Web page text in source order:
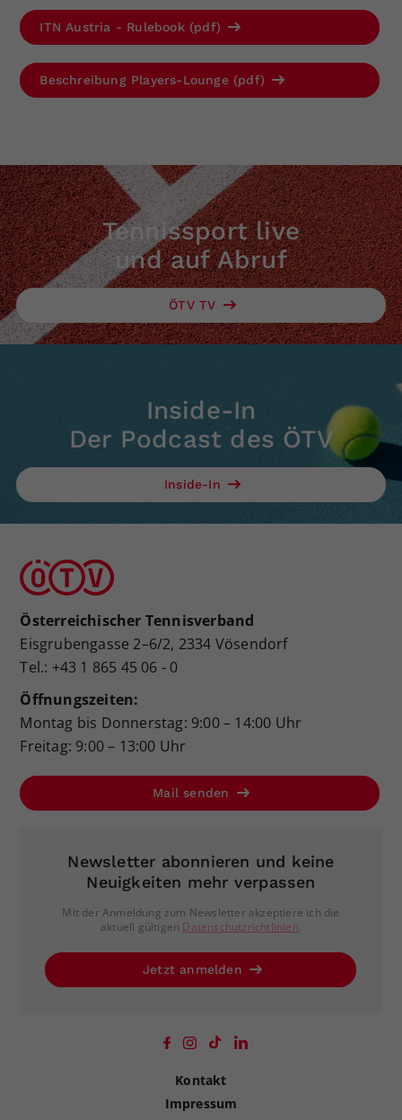
ITN Austria - Rulebook (pdf)
Beschreibung Players-Lounge (pdf)
Tennissport live
und auf Abruf
ÖTV TV
Inside-In
Der Podcast des ÖTV
Inside-In
Österreichischer Tennisverband
Eisgrubengasse 2–6/2, 2334 Vösendorf
Tel.: +43 1 865 45 06 - 0
Öffnungszeiten:
Montag bis Donnerstag: 9:00 – 14:00 Uhr
Freitag: 9:00 – 13:00 Uhr
Mail senden
Newsletter abonnieren und keine
Neuigkeiten mehr verpassen
Mit der Anmeldung zum Newsletter akzeptiere ich die
aktuell gültigen Datenschutzrichtlinien.
Jetzt anmelden
Kontakt
Impressum